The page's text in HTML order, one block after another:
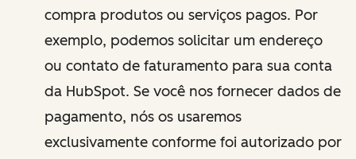
compra produtos ou serviços pagos. Por
exemplo, podemos solicitar um endereço
ou contato de faturamento para sua conta
da HubSpot. Se você nos fornecer dados de
pagamento, nós os usaremos
exclusivamente conforme foi autorizado por